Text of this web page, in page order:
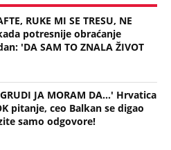
RUKE MI SE TRESU, NE
potresnije obraćanje
'DA SAM TO ZNALA ŽIVOT
JA MORAM DA...' Hrvatica
pitanje, ceo Balkan se digao
samo odgovore!